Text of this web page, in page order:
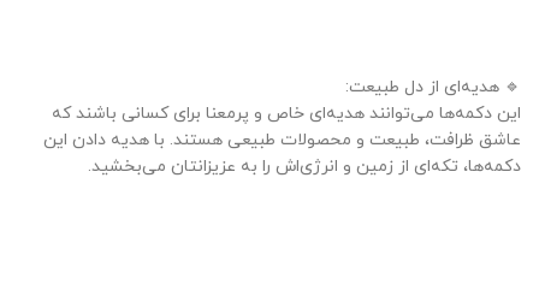
🔹 هدیه‌ای از دل طبیعت:
این دکمه‌ها می‌توانند هدیه‌ای خاص و پرمعنا برای کسانی باشند که
عاشق ظرافت، طبیعت و محصولات طبیعی هستند. با هدیه دادن این
دکمه‌ها، تکه‌ای از زمین و انرژی‌اش را به عزیزانتان می‌بخشید.